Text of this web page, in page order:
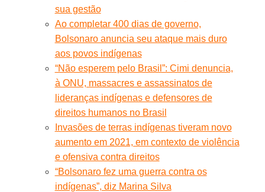
sua gestão
Ao completar 400 dias de governo,
Bolsonaro anuncia seu ataque mais duro
aos povos indígenas
“Não esperem pelo Brasil”: Cimi denuncia,
à ONU, massacres e assassinatos de
lideranças indígenas e defensores de
direitos humanos no Brasil
Invasões de terras indígenas tiveram novo
aumento em 2021, em contexto de violência
e ofensiva contra direitos
“Bolsonaro fez uma guerra contra os
indígenas”, diz Marina Silva